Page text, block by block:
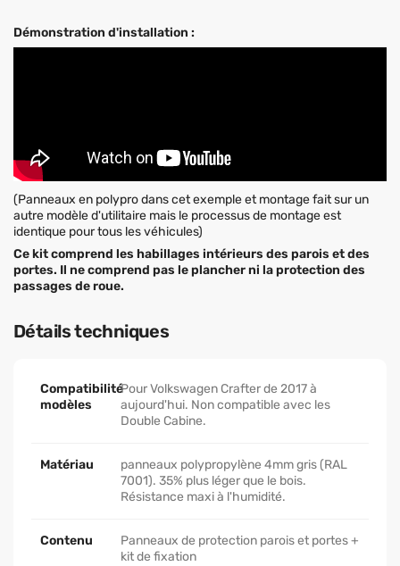
Démonstration d'installation :
(Panneaux en polypro dans cet exemple et montage fait sur un
autre modèle d'utilitaire mais le processus de montage est
identique pour tous les véhicules)
Ce kit comprend les habillages intérieurs des parois et des
portes. Il ne comprend pas le plancher ni la protection des
passages de roue.
Détails techniques
Compatibilité
modèles
Pour Volkswagen Crafter de 2017 à
aujourd'hui. Non compatible avec les
Double Cabine.
Matériau
panneaux polypropylène 4mm gris (RAL
7001). 35% plus léger que le bois.
Résistance maxi à l'humidité.
Contenu
Panneaux de protection parois et portes +
kit de fixation